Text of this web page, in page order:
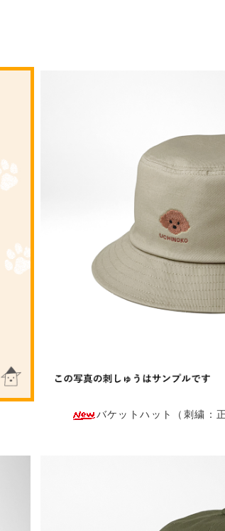
バケットハット（刺繍：